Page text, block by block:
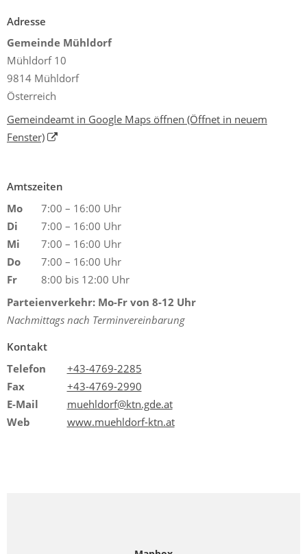
Adresse
Gemeinde Mühldorf
Mühldorf 10
9814 Mühldorf
Österreich
Gemeindeamt in Google Maps öffnen (Öffnet in neuem
Fenster)
Amtszeiten
Mo
7:00 – 16:00 Uhr
Di
7:00 – 16:00 Uhr
Mi
7:00 – 16:00 Uhr
Do
7:00 – 16:00 Uhr
Fr
8:00 bis 12:00 Uhr
Parteienverkehr: Mo-Fr von 8-12 Uhr
Nachmittags nach Terminvereinbarung
Kontakt
Telefon
+43-4769-2285
Fax
+43-4769-2990
E-Mail
muehldorf@ktn.gde.at
Web
www.muehldorf-ktn.at